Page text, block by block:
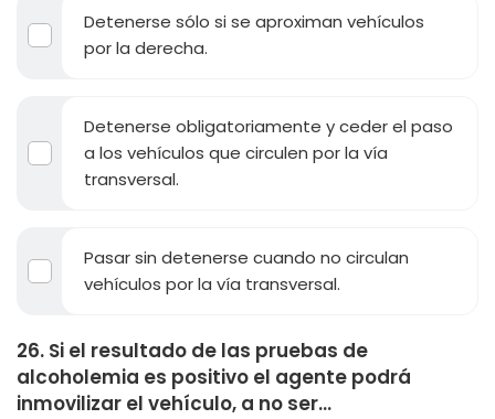
Detenerse sólo si se aproximan vehículos
por la derecha.
Detenerse obligatoriamente y ceder el paso
a los vehículos que circulen por la vía
transversal.
Pasar sin detenerse cuando no circulan
vehículos por la vía transversal.
26. Si el resultado de las pruebas de
alcoholemia es positivo el agente podrá
inmovilizar el vehículo, a no ser...